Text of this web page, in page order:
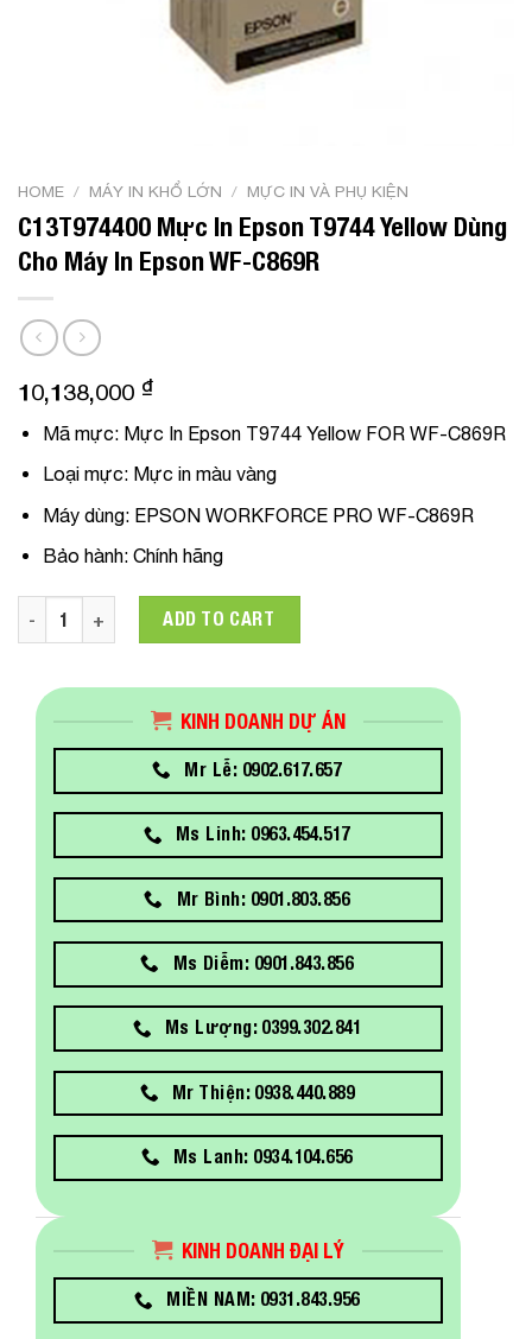
HOME / MÁY IN KHỔ LỚN / MỰC IN VÀ PHỤ KIỆN
C13T974400 Mực In Epson T9744 Yellow Dùng
Cho Máy In Epson WF-C869R
10,138,000 ₫
Mã mực:Mực In Epson T9744 Yellow FOR WF-C869R
Loại mực:Mực in màu vàng
Máy dùng: EPSON WORKFORCE PRO WF-C869R
Bảo hành:Chính hãng
C13T974400 Mực In Epson T9744 Yellow Dùng Cho Máy In
ADD TO CART
KINH DOANH DỰ ÁN
Mr Lễ: 0902.617.657
Ms Linh: 0963.454.517
Mr Bình: 0901.803.856
Ms Diễm: 0901.843.856
Ms Lượng: 0399.302.841
Mr Thiện: 0938.440.889
Ms Lanh: 0934.104.656
KINH DOANH ĐẠI LÝ
MIỀN NAM: 0931.843.956